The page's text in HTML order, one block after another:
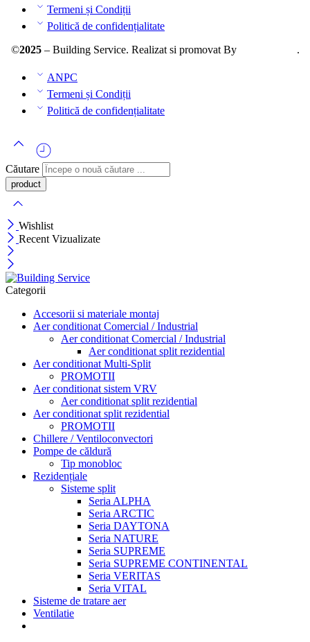
Termeni și Condiții
Politică de confidențialitate
©2025– Building Service. Realizat si promovat By .
ANPC
Termeni și Condiții
Politică de confidențialitate
Căutare
Wishlist
Recent Vizualizate
Categorii
Accesorii si materiale montaj
Aer conditionat Comercial / Industrial
Aer conditionat Comercial / Industrial
Aer conditionat split rezidential
Aer conditionat Multi-Split
PROMOTII
Aer conditionat sistem VRV
Aer conditionat split rezidential
Aer conditionat split rezidential
PROMOTII
Chillere / Ventiloconvectori
Pompe de căldură
Tip monobloc
Rezidențiale
Sisteme split
Seria ALPHA
Seria ARCTIC
Seria DAYTONA
Seria NATURE
Seria SUPREME
Seria SUPREME CONTINENTAL
Seria VERITAS
Seria VITAL
Sisteme de tratare aer
Ventilatie